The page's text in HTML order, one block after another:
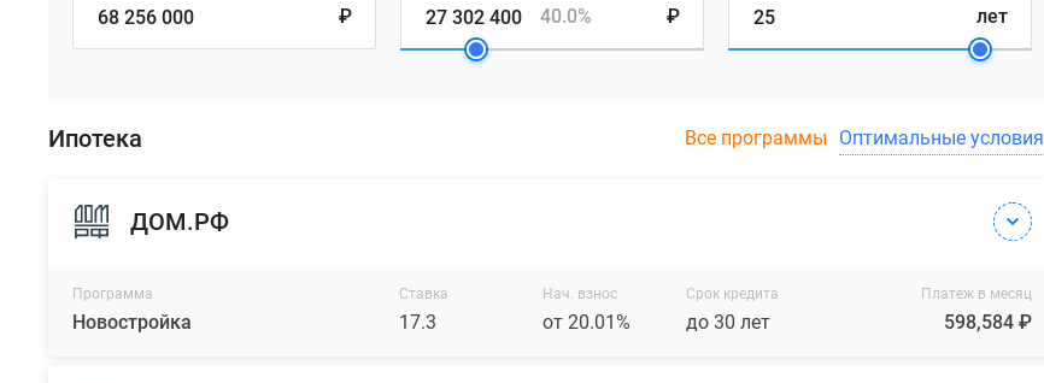
₽ ₽
40.0% лет
Ипотека Все программы Оптимальные условия
ДОМ.РФ
Программа
Новостройка
Ставка
17.3
Нач. взнос
от 20.01%
Срок кредита
до 30 лет
Платеж в месяц
598,584 ₽